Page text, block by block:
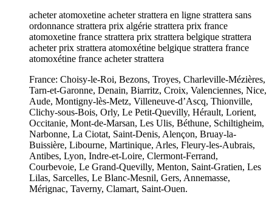
acheter atomoxetine acheter strattera en ligne strattera sans
ordonnance strattera prix algérie strattera prix france
atomoxetine france strattera prix strattera belgique strattera
acheter prix strattera atomoxétine belgique strattera france
atomoxétine france acheter strattera
France: Choisy-le-Roi, Bezons, Troyes, Charleville-Mézières,
Tarn-et-Garonne, Denain, Biarritz, Croix, Valenciennes, Nice,
Aude, Montigny-lès-Metz, Villeneuve-d’Ascq, Thionville,
Clichy-sous-Bois, Orly, Le Petit-Quevilly, Hérault, Lorient,
Occitanie, Mont-de-Marsan, Les Ulis, Béthune, Schiltigheim,
Narbonne, La Ciotat, Saint-Denis, Alençon, Bruay-la-
Buissière, Libourne, Martinique, Arles, Fleury-les-Aubrais,
Antibes, Lyon, Indre-et-Loire, Clermont-Ferrand,
Courbevoie, Le Grand-Quevilly, Menton, Saint-Gratien, Les
Lilas, Sarcelles, Le Blanc-Mesnil, Gers, Annemasse,
Mérignac, Taverny, Clamart, Saint-Ouen.